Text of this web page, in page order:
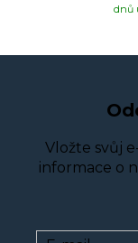
dnů
Vložte svůj
informace o